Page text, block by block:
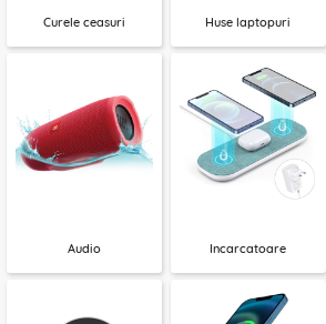
Curele ceasuri Huse laptopuri
Audio Incarcatoare